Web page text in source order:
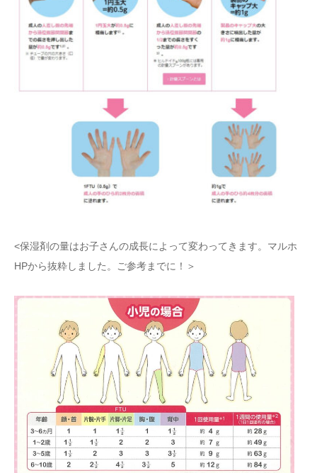
<保湿剤の量はお子さんの成長によって変わってきます。マルホ
HPから抜粋しました。ご参考までに！＞